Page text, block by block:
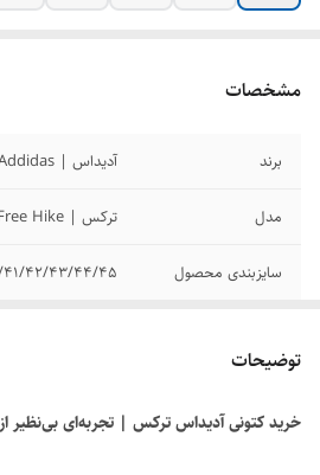
مشخصات
برند آدیداس | Addidas
مدل ترکس | Terrex Free Hike
سایزبندی محصول 41/42/43/44/45
توضیحات
خرید کتونی آدیداس ترکس | تجربه‌ای بی‌نظیر